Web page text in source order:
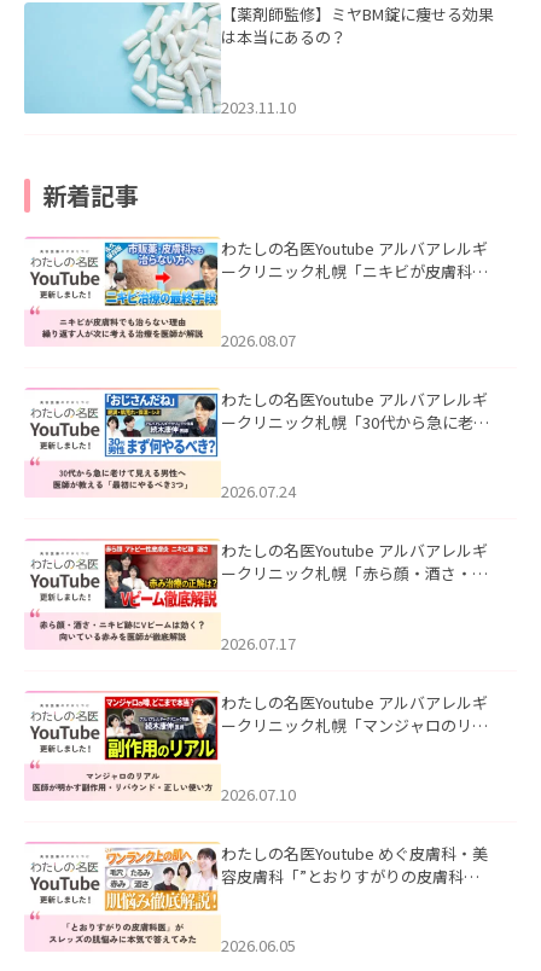
【薬剤師監修】ミヤBM錠に痩せる効果
は本当にあるの？
2023.11.10
新着記事
わたしの名医Youtube アルバアレルギ
ークリニック札幌「ニキビが皮膚科で
ました。
2026.08.07
わたしの名医Youtube アルバアレルギ
ークリニック札幌「30代から急に老け
た。
2026.07.24
わたしの名医Youtube アルバアレルギ
ークリニック札幌「赤ら顔・酒さ・ニ
した。
2026.07.17
わたしの名医Youtube アルバアレルギ
ークリニック札幌「マンジャロのリア
た。
2026.07.10
わたしの名医Youtube めぐ皮膚科・美
容皮膚科「”とおりすがりの皮膚科
2026.06.05